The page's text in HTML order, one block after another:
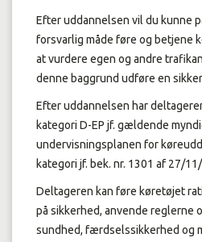
Efter uddannelsen vil du kunne
forsvarlig måde føre og betjene
at vurdere egen og andre
denne baggrund udføre en
Efter uddannelsen har
kategori D-EP jf. gældende
undervisningsplanen for
kategori jf. bek. nr. 1301 af 27/
Deltageren kan føre køretøjet
på sikkerhed, anvende reglerne
sundhed, færdselssikkerhed og